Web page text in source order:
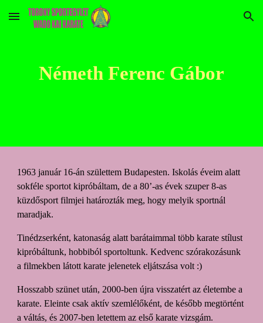
Skip to main content Skip to navigation
Németh Ferenc Gábor
1963 január 16-án születtem Budapesten. Iskolás éveim alatt
sokféle sportot kipróbáltam, de a 80’-as évek szuper 8-as
küzdősport filmjei határozták meg, hogy melyik sportnál
maradjak.
Tinédzserként, katonaság alatt barátaimmal több karate stílust
kipróbáltunk, hobbiból sportoltunk. Kedvenc szórakozásunk
a filmekben látott karate jelenetek eljátszása volt :)
Hosszabb szünet után, 2000-ben újra visszatért azéletembe a
karate.Eleinte csak aktív szemlélőként, de később megtörtént
a váltás, és 2007-ben letettem az első karate vizsgám.